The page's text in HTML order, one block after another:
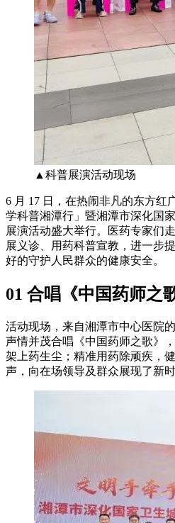
▲科普展演活动现场
6 月 17 日，在热闹非凡的东方红
学科普湘潭行」暨湘潭市深化国
展演活动盛大举行。医药专家们
展义诊、用药科普宣教，进一步
好的守护人民群众的健康安全。
01 合唱《中国药师之
活动现场，来自湘潭市中心医院
声情并茂合唱《中国药师之歌》
架上药生尘；精准用药除顽疾，
声，向在场领导及群众展现了新